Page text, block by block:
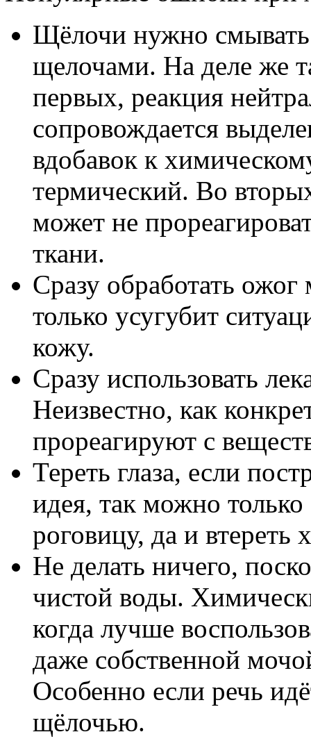
Щёлочи нужно
щелочами. На деле же
первых, реакция
сопровождается
вдобавок к
термический. Во
может не
ткани.
Сразу обработать
только усугубит
кожу.
Сразу использовать
Неизвестно, как
прореагируют с
Тереть глаза, если
идея, так можно только
роговицу, да и втереть
Не делать ничего,
чистой воды.
когда лучше
даже собственной
Особенно если речь
щёлочью.